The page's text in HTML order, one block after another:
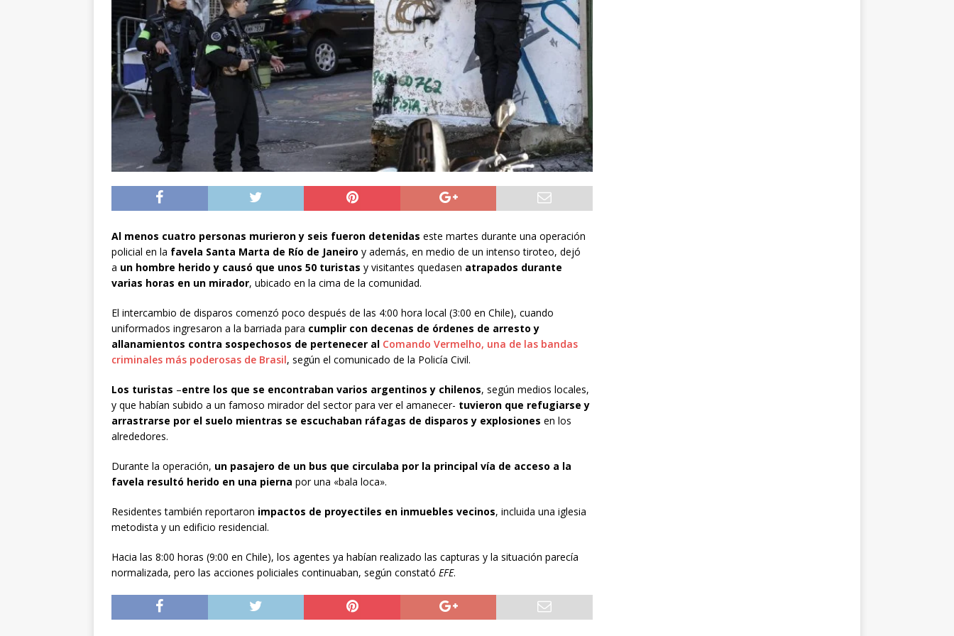
[ 05/08/2026 ] Diputado Álvaro Jofre alerta por el futuro del Casino Municipal de
Iquique
DEPORTES
[ 05/08/2026 ] Concejo Municipal aprueba proyecto para mejorar el alumbrado
público del sector El Boro
ALTO HOSPICIO
[ 06/08/2026 ]
El papa León XIV viajará a Uruguay, Argentina y Perú del 6 al 17 de
noviembre
INTERNACIONAL
Al menos cuatro personas murieron y seis fueron detenidas este martes durante una operación
policial en la favela Santa Marta de Río de Janeiro y además, en medio de un intenso tiroteo, dejó
a un hombre herido y causó que unos 50 turistas y visitantes quedasen atrapados durante
varias horas en un mirador, ubicado en la cima de la comunidad.
El intercambio de disparos comenzó poco después de las 4:00 hora local (3:00 en Chile), cuando
uniformados ingresaron a la barriada para cumplir con decenas de órdenes de arresto y
allanamientos contra sospechosos de pertenecer al Comando Vermelho, una de las bandas
criminales más poderosas de Brasil, según el comunicado de la Policía Civil.
Los turistas –entre los que se encontraban varios argentinos y chilenos, según medios locales,
y que habían subido a un famoso mirador del sector para ver el amanecer- tuvieron que refugiarse y
arrastrarse por el suelo mientras se escuchaban ráfagas de disparos y explosiones en los
alrededores.
Durante la operación, un pasajero de un bus que circulaba por la principal vía de acceso a la
favela resultó herido en una pierna por una «bala loca».
Residentes también reportaron impactos de proyectiles en inmuebles vecinos, incluida una iglesia
metodista y un edificio residencial.
Hacia las 8:00 horas (9:00 en Chile), los agentes ya habían realizado las capturas y la situación parecía
normalizada, pero las acciones policiales continuaban, según constató EFE.